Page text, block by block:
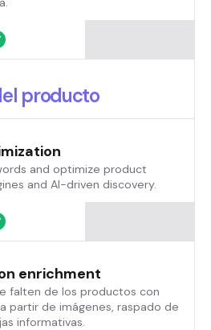
producto
and optimize product
and AI-driven discovery.
enrichment
falten de los productos con
partir de imágenes, raspado de
informativas.